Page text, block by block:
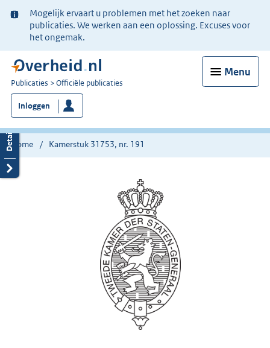
Ter
informatie:
Mogelijk ervaart u problemen met het zoeken naar
publicaties. We werken aan een oplossing. Excuses voor
het ongemak.
Menu
U
bent
nu
hier:
Publicaties Officiële publicaties
Inloggen
Home Kamerstuk 31753, nr. 191